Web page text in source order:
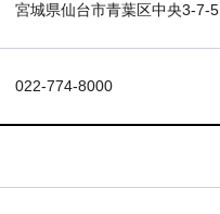
宮城県仙台市青葉区中央3-7-5
022-774-8000